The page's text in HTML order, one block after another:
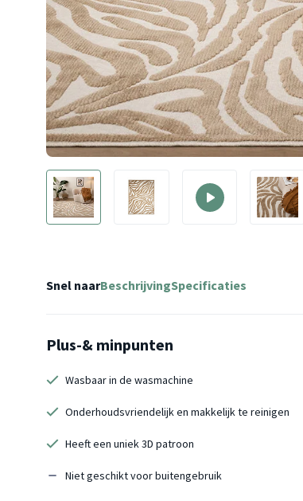
Snel naarBeschrijvingSpecificaties
Plus-& minpunten
Wasbaar in de wasmachine
Onderhoudsvriendelijk en makkelijk te reinigen
Heeft een uniek 3D patroon
Niet geschikt voor buitengebruik